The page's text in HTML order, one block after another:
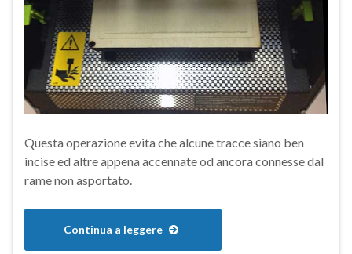
Questa operazione evita che alcune tracce siano ben
incise ed altre appena accennate od ancora connesse dal
rame non asportato.
Continua a leggere